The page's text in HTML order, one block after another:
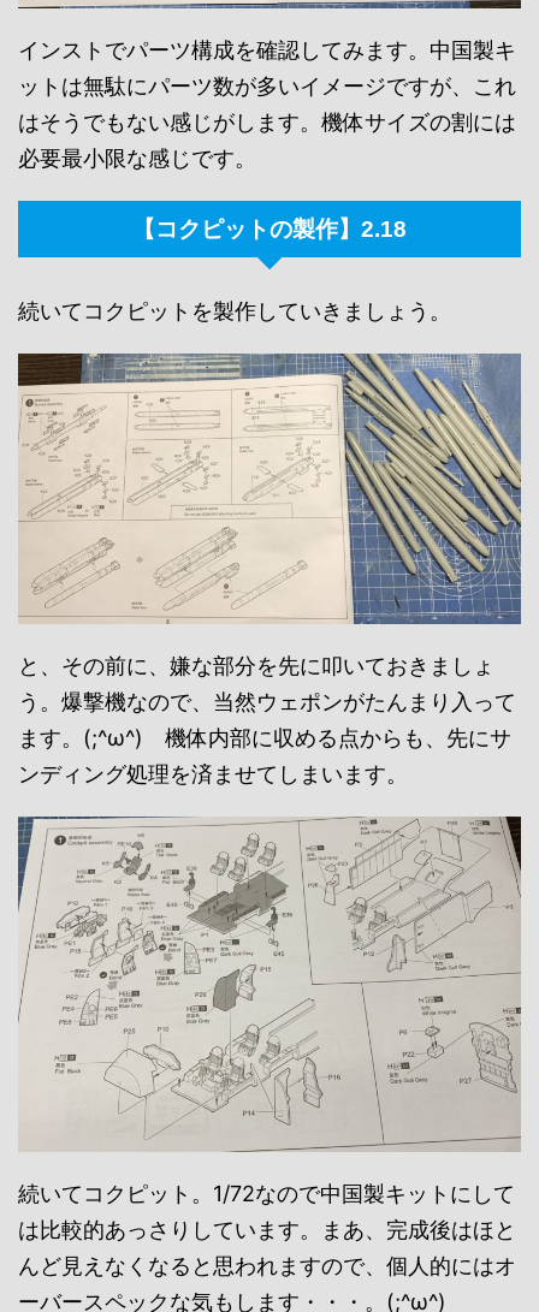
インストでパーツ構成を確認してみます。中国製キ
ットは無駄にパーツ数が多いイメージですが、これ
はそうでもない感じがします。機体サイズの割には
必要最小限な感じです。
【コクピットの製作】2.18
続いてコクピットを製作していきましょう。
と、その前に、嫌な部分を先に叩いておきましょ
う。爆撃機なので、当然ウェポンがたんまり入って
ます。(;^ω^) 機体内部に収める点からも、先にサ
ンディング処理を済ませてしまいます。
続いてコクピット。1/72なので中国製キットにして
は比較的あっさりしています。まあ、完成後はほと
んど見えなくなると思われますので、個人的にはオ
ーバースペックな気もします・・・。(;^ω^)